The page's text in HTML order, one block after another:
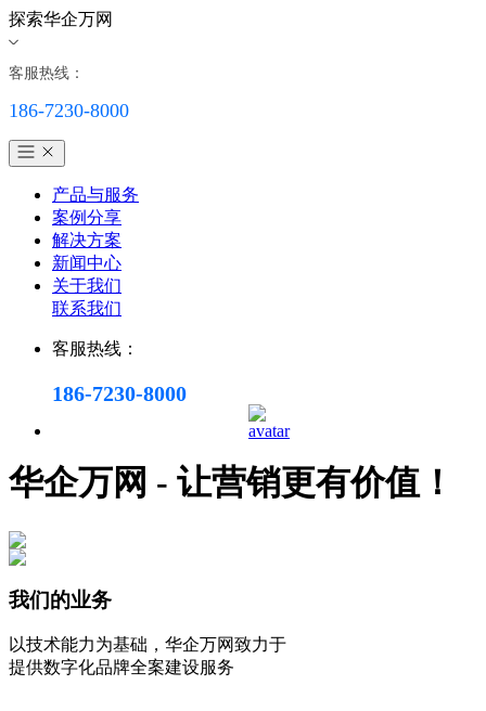
探索华企万网
客服热线：
186-7230-8000
产品与服务
案例分享
解决方案
新闻中心
关于我们
联系我们
客服热线：
186-7230-8000
华企万网 - 让营销更有价值！
我们的业务
以技术能力为基础，华企万网致力于
提供数字化品牌全案建设服务